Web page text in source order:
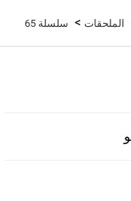
الملحقات> سلسلة 65